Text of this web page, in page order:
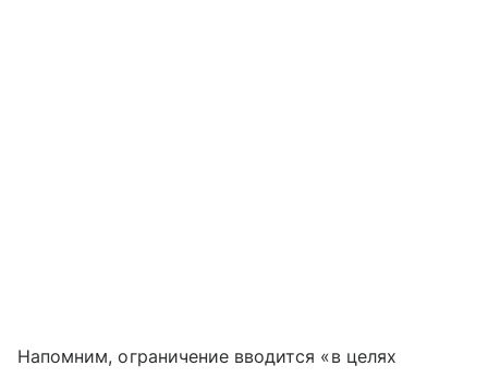
Напомним, ограничение вводится «в целях